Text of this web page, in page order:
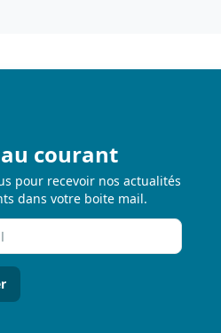
au courant
pour recevoir nos actualités
dans votre boite mail.